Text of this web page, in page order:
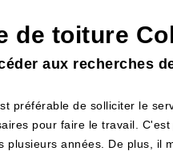
toiture
aux recherches
préférable de solliciter le
pour faire le travail.
années. De plus, il